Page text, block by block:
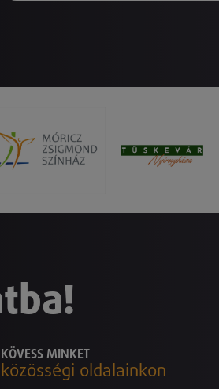
KÖVESS MINKET
közösségi oldalainkon